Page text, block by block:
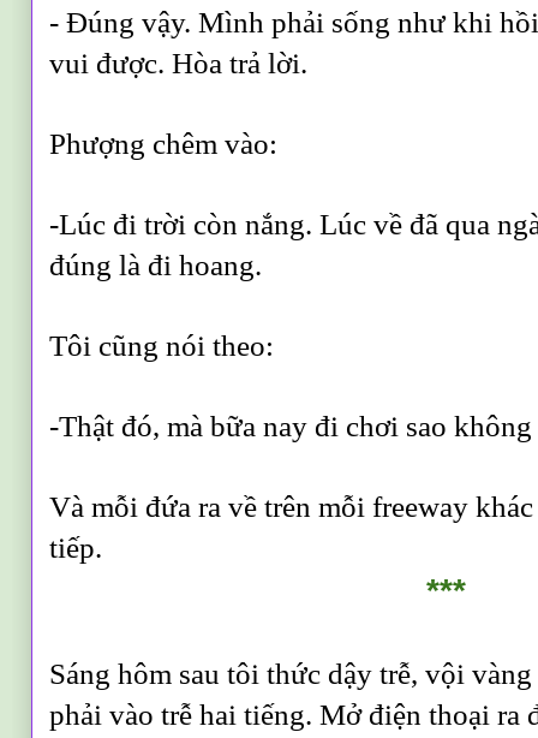
- Đúng vậy. Mình phải sống như khi
vui được. Hòa trả lời.
Phượng chêm vào:
-Lúc đi trời còn nắng. Lúc về đã qua
đúng là đi hoang.
Tôi cũng nói theo:
-Thật đó, mà bữa nay đi chơi sao
Và mỗi đứa ra về trên mỗi freeway
tiếp.
***
Sáng hôm sau tôi thức dậy trễ, vội
phải vào trễ hai tiếng. Mở điện thoại ra